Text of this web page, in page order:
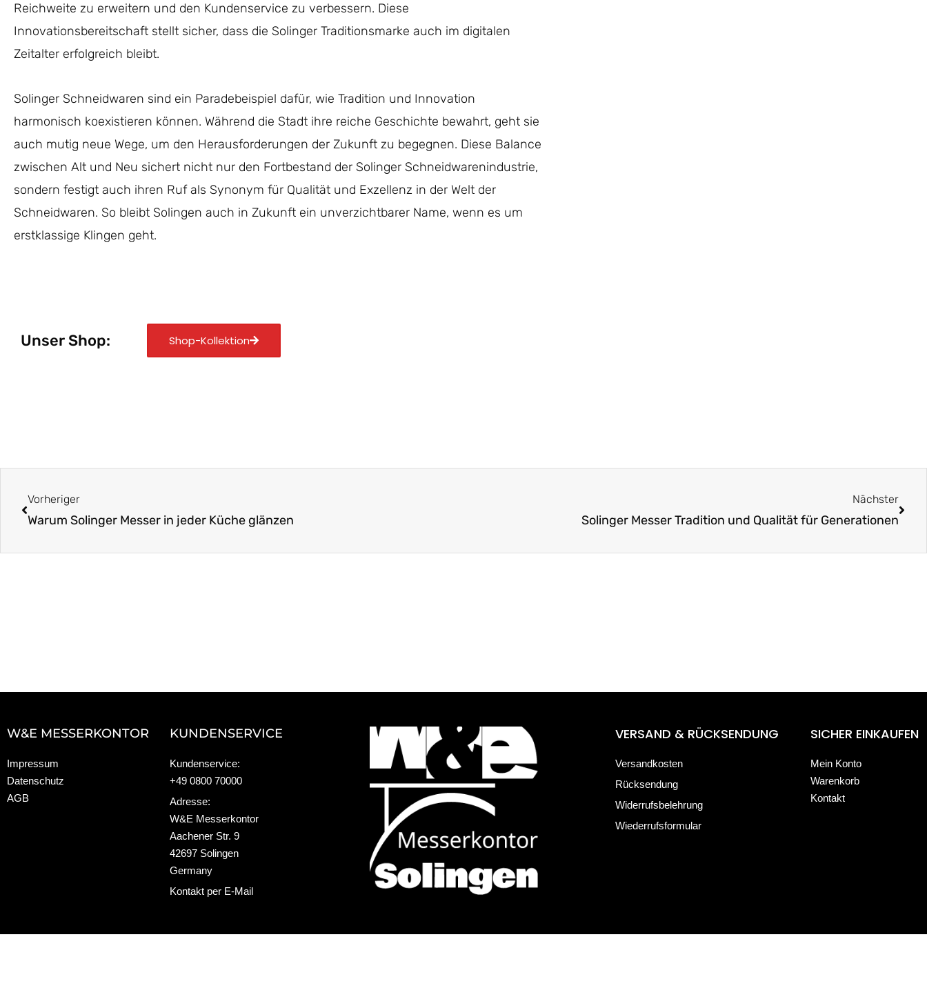
Reichweite zu erweitern und den Kundenservice zu verbessern. Diese
Innovationsbereitschaft stellt sicher, dass die Solinger Traditionsmarke auch im digitalen
Zeitalter erfolgreich bleibt.
Solinger Schneidwaren sind ein Paradebeispiel dafür, wie Tradition und Innovation
harmonisch koexistieren können. Während die Stadt ihre reiche Geschichte bewahrt, geht sie
auch mutig neue Wege, um den Herausforderungen der Zukunft zu begegnen. Diese Balance
zwischen Alt und Neu sichert nicht nur den Fortbestand der Solinger Schneidwarenindustrie,
sondern festigt auch ihren Ruf als Synonym für Qualität und Exzellenz in der Welt der
Schneidwaren. So bleibt Solingen auch in Zukunft ein unverzichtbarer Name, wenn es um
erstklassige Klingen geht.
Unser Shop: Shop-Kollektion
Vorheriger
Warum Solinger Messer in jeder Küche glänzen
Nächster
Solinger Messer Tradition und Qualität für Generationen
W&E MESSERKONTOR
Impressum
Datenschutz
AGB
KUNDENSERVICE
Kundenservice:
+49 0800 70000
Adresse:
W&E Messerkontor
Aachener Str. 9
42697 Solingen
Germany
Kontakt per E-Mail
VERSAND & RÜCKSENDUNG
Versandkosten
Rücksendung
Widerrufsbelehrung
Wiederrufsformular
SICHER EINKAUFEN
Mein Konto
Warenkorb
Kontakt